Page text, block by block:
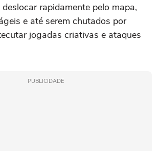
rapidamente pelo mapa,
e até serem chutados por
jogadas criativas e ataques
PUBLICIDADE